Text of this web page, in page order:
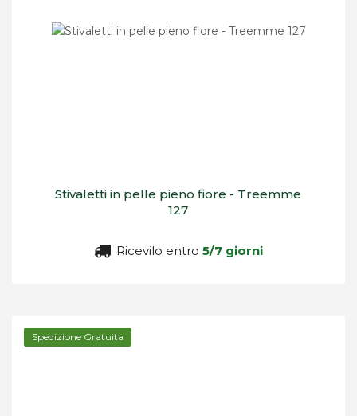
Stivaletti in pelle pieno fiore - Treemme
127
Ricevilo entro 5/7 giorni
Spedizione Gratuita